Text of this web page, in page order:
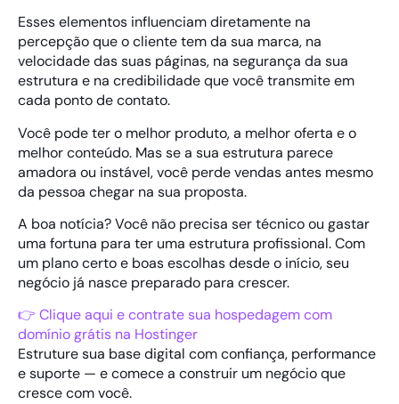
Esses elementos influenciam diretamente na
percepção que o cliente tem da sua marca, na
velocidade das suas páginas, na segurança da sua
estrutura e na credibilidade que você transmite em
cada ponto de contato.
Você pode ter o melhor produto, a melhor oferta e o
melhor conteúdo. Mas se a sua estrutura parece
amadora ou instável, você perde vendas antes mesmo
da pessoa chegar na sua proposta.
A boa notícia? Você não precisa ser técnico ou gastar
uma fortuna para ter uma estrutura profissional. Com
um plano certo e boas escolhas desde o início, seu
negócio já nasce preparado para crescer.
👉 Clique aqui e contrate sua hospedagem com
domínio grátis na Hostinger
Estruture sua base digital com confiança, performance
e suporte — e comece a construir um negócio que
cresce com você.